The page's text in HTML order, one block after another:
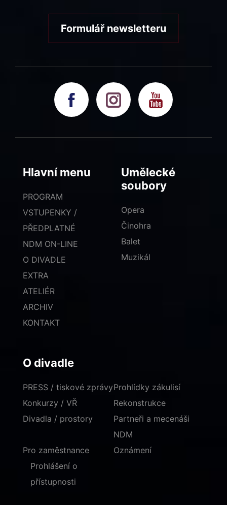
Formulář newsletteru
Hlavní menu
PROGRAM
VSTUPENKY /
PŘEDPLATNÉ
NDM ON-LINE
O DIVADLE
EXTRA
ATELIÉR
ARCHIV
KONTAKT
Umělecké
soubory
Opera
Činohra
Balet
Muzikál
O divadle
PRESS / tiskové zprávy
Konkurzy / VŘ
Divadla / prostory
Prohlídky zákulisí
Rekonstrukce
Partneři a mecenáši
NDM
Pro zaměstnance
Oznámení
Prohlášení o
přístupnosti